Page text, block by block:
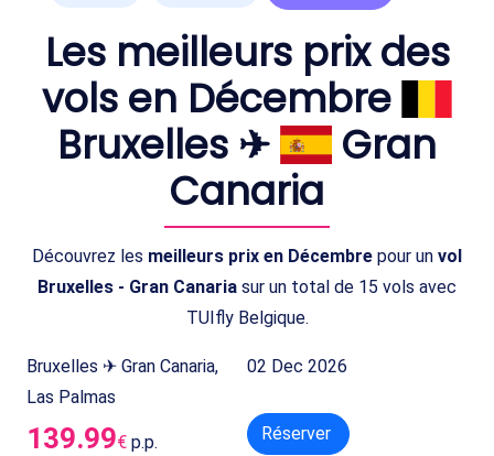
Les meilleurs prix des
vols en Décembre
Bruxelles ✈
Gran
Canaria
Découvrez les meilleurs prix en Décembre pour un vol
Bruxelles - Gran Canaria sur un total de 15 vols avec
TUIfly Belgique.
Bruxelles ✈ Gran Canaria,
Las Palmas
02 Dec 2026
139.99€ p.p. Réserver